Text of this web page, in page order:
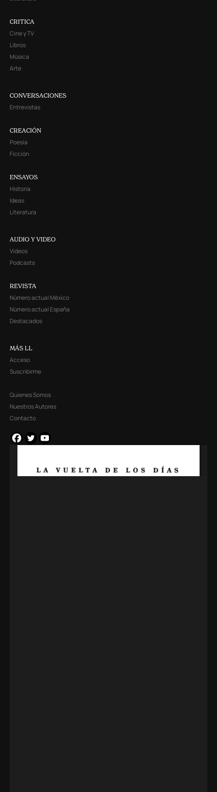
CRITICA
Cine y TV
Libros
Música
Arte
CONVERSACIONES
Entrevistas
CREACIÓN
Poesía
Ficción
ENSAYOS
Historia
Ideas
Literatura
AUDIO Y VIDEO
Videos
Podcasts
REVISTA
Número actual México
Número actual España
Destacados
MÁS LL
Acceso
Suscribirme
Quienes Somos
Nuestros Autores
Contacto